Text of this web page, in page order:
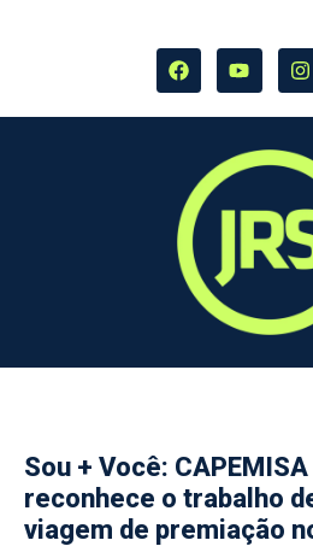
Sou + Você:
reconhece o trabalho
viagem de premiação